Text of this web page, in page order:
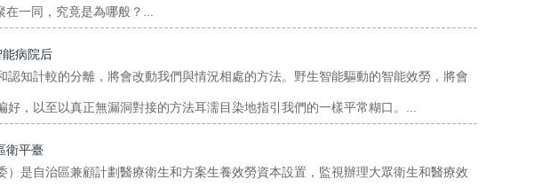
一同，究竟是為哪般？...
病院后
知計較的分離，將會改動我們與情況相處的方法。野生智能驅動的智能效勞，將會
，以至以真正無漏洞對接的方法耳濡目染地指引我們的一樣平常糊口。...
衛平臺
是自治區兼顧計劃醫療衛生和方案生養效勞資本設置，監視辦理大眾衛生和醫療效